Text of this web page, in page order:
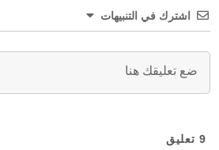
اشترك في التنبيهات
9 تعليق